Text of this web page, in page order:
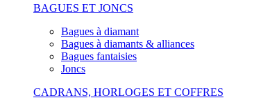
BAGUES ET JONCS
Bagues à diamant
Bagues à diamants & alliances
Bagues fantaisies
Joncs
CADRANS, HORLOGES ET COFFRES